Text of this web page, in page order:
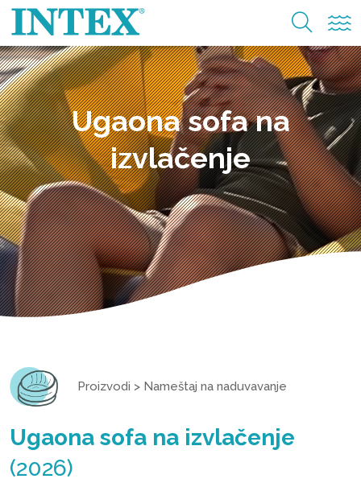
Ugaona sofa na
izvlačenje
Proizvodi > Nameštaj na naduvavanje
Ugaona sofa na izvlačenje
(2026)